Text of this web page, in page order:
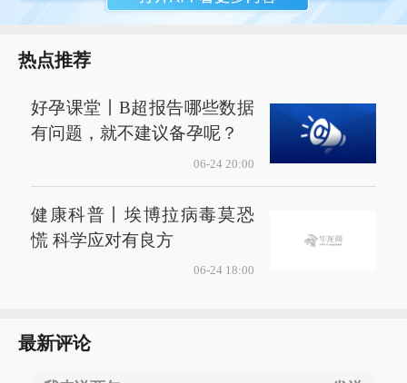
热点推荐
好孕课堂丨B超报告哪些数据
有问题，就不建议备孕呢？
06-24 20:00
健康科普丨埃博拉病毒莫恐
慌 科学应对有良方
06-24 18:00
最新评论